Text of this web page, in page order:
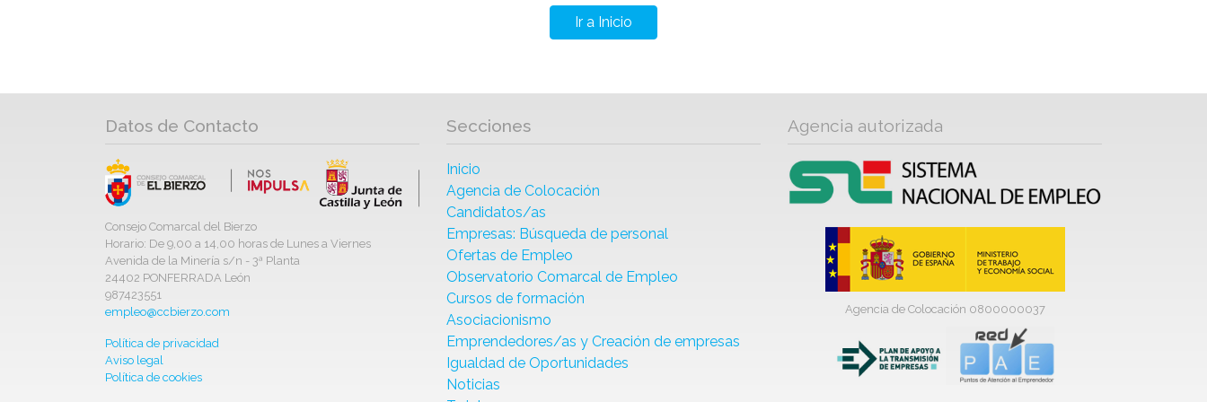
Ir a Inicio
Datos de Contacto
Consejo Comarcal del Bierzo
Horario: De 9,00 a 14,00 horas de Lunes a Viernes
Avenida de la Minería s/n - 3ª Planta
24402 PONFERRADA León
987423551
empleo@ccbierzo.com
Política de privacidad
Aviso legal
Política de cookies
Secciones
Inicio
Agencia de Colocación
Candidatos/as
Empresas: Búsqueda de personal
Ofertas de Empleo
Observatorio Comarcal de Empleo
Cursos de formación
Asociacionismo
Emprendedores/as y Creación de empresas
Igualdad de Oportunidades
Noticias
Agencia autorizada
Agencia de Colocación 0800000037